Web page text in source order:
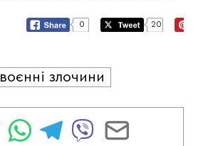
0 20
воєнні злочини